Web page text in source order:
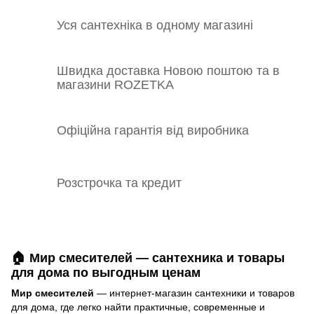
Уся сантехніка в одному магазині
Швидка доставка Новою поштою та в
магазини ROZETKA
Офіційна гарантія від виробника
Розстрочка та кредит
🏠 Мир смесителей — сантехника и товары
для дома по выгодным ценам
Мир смесителей — интернет-магазин сантехники и товаров
для дома, где легко найти практичные, современные и